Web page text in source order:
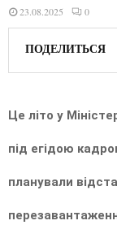
23.08.2025 0
ПОДЕЛИТЬСЯ
Це літо у
під егідою
планували